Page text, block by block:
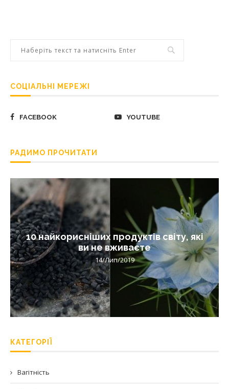
СОЦІАЛЬНІ МЕРЕЖІ
FACEBOOK YOUTUBE
РАДИМО ПРОЧИТАТИ
10 найкорисніших продуктів світу, які
ви не вживаєте
14/Лип/2019
КАТЕГОРІЇ
Вагітність